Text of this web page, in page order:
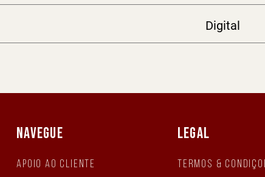
Digital
NAVEGUE
Apoio ao Cliente
LEGAL
Termos &